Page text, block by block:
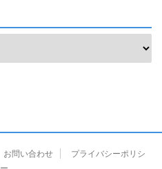
お問い合わせ
プライバシーポリシ